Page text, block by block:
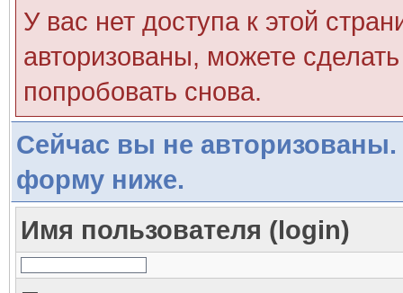
У вас нет доступа к этой
авторизованы, можете
попробовать снова.
Сейчас вы не авторизованы.
форму ниже.
Имя пользователя (login)